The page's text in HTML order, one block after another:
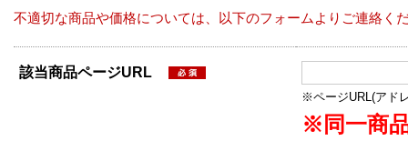
不適切な商品や価格については、以下のフォームよりご連絡く
該当商品ページURL
※ページURL(アド
※同一商